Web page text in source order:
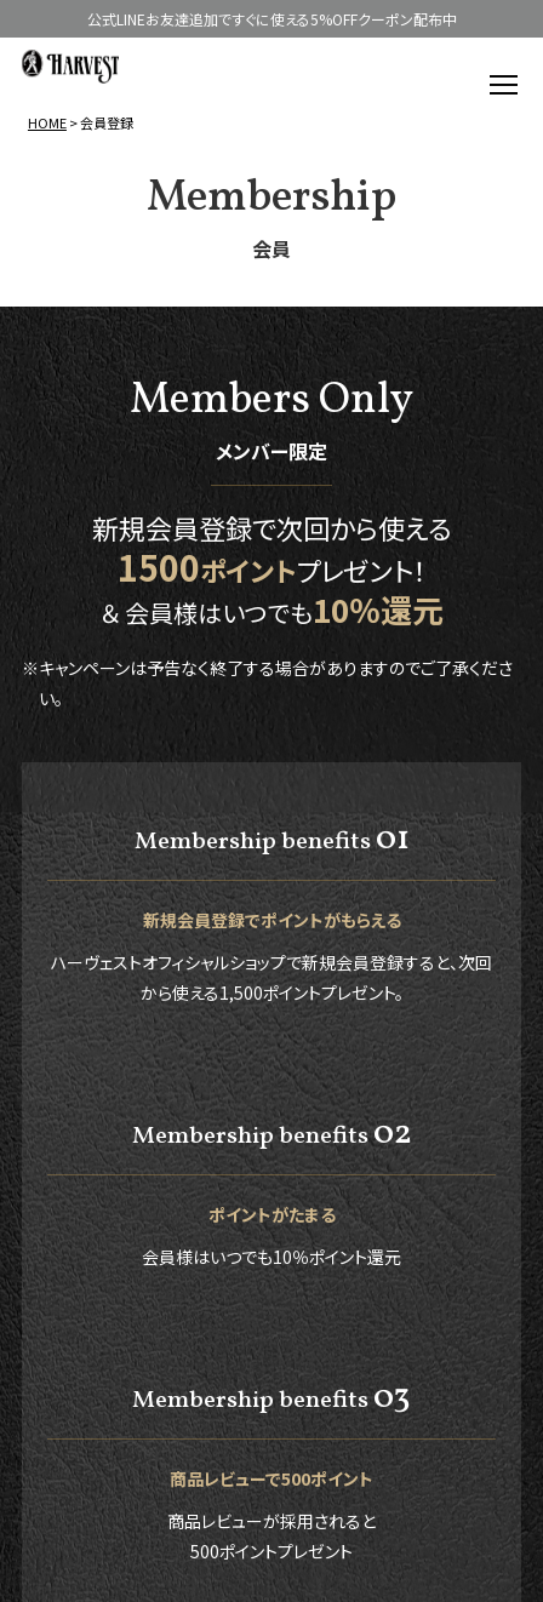
公式LINEお友達追加ですぐに使える5%OFFクーポン配布中
HOME 会員登録
Membership
会員
Members Only
メンバー限定
新規会員登録で次回から使える
1500ポイントプレゼント！
＆ 会員様はいつでも10％還元
※キャンペーンは予告なく終了する場合がありますのでご了承くださ
い。
Membership benefits01
新規会員登録でポイントがもらえる
ハーヴェストオフィシャルショップで新規会員登録すると、次回
から使える1,500ポイントプレゼント。
Membership benefits02
ポイントがたまる
会員様はいつでも10％ポイント還元
Membership benefits03
商品レビューで500ポイント
商品レビューが採用されると
500ポイントプレゼント